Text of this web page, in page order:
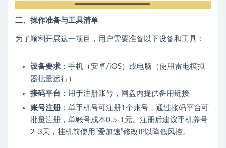
二、操作准备与工具清单
为了顺利开展这一项目，用户需要准备以下设备和工具：
设备要求 ：手机（安卓/iOS）或电脑（使用雷电模拟
器批量运行）
接码平台 ：用于注册账号，网盘内提供备用链接
账号注册 ：单手机号可注册1个账号，通过接码平台可
批量注册，单账号成本0.5-1元。注册后建议手机养号
2-3天，挂机前使用“爱加速”修改IP以降低风控。